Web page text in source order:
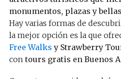
monumentos, plazas y
Hay varias formas de
la mejor opción es la que
Free Walks y Strawberry
con tours gratis en Buenos